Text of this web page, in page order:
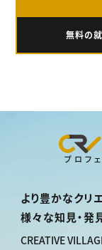
無料の
プロフ
より豊かなクリ
様々な知見・発
CREATIVE